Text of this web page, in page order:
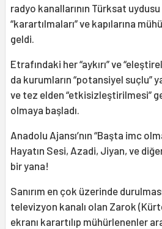
radyo kanallarının Türksat
“karartılmaları” ve kapılarına
geldi.
Etrafındaki her “aykırı” ve
da kurumların “potansiyel suçlu”
ve tez elden “etkisizleştirilmesi”
olmaya başladı.
Anadolu Ajansı’nın “Başta imc
Hayatın Sesi, Azadi, Jiyan, ve
bir yana!
Sanırım en çok üzerinde
televizyon kanalı olan Zarok
ekranı karartılıp mühürlenenler